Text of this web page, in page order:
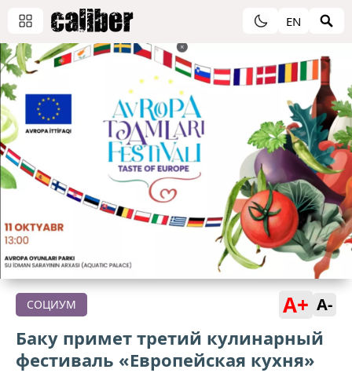
EN
СОЦИУМ A+ A-
Баку примет третий кулинарный
фестиваль «Европейская кухня»